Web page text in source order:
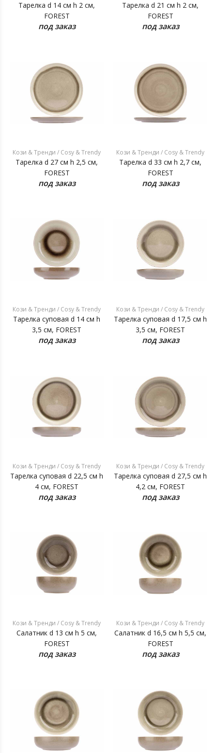
Тарелка d 14 см h 2 см,
FOREST
под заказ
Тарелка d 21 см h 2 см,
FOREST
под заказ
Кози & Тренди / Cosy & Trendy
Тарелка d 27 см h 2,5 см,
FOREST
под заказ
Кози & Тренди / Cosy & Trendy
Тарелка d 33 см h 2,7 см,
FOREST
под заказ
Кози & Тренди / Cosy & Trendy
Тарелка суповая d 14 см h
3,5 см, FOREST
под заказ
Кози & Тренди / Cosy & Trendy
Тарелка суповая d 17,5 см h
3,5 см, FOREST
под заказ
Кози & Тренди / Cosy & Trendy
Тарелка суповая d 22,5 см h
4 см, FOREST
под заказ
Кози & Тренди / Cosy & Trendy
Тарелка суповая d 27,5 см h
4,2 см, FOREST
под заказ
Кози & Тренди / Cosy & Trendy
Салатник d 13 см h 5 см,
FOREST
под заказ
Кози & Тренди / Cosy & Trendy
Салатник d 16,5 см h 5,5 см,
FOREST
под заказ